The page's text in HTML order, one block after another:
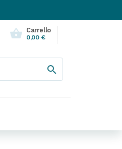
shopping_basket Carrello
0,00 €
